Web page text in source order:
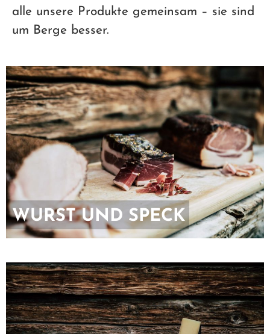
alle unsere Produkte gemeinsam – sie sind
um Berge besser.
WURST UND SPECK